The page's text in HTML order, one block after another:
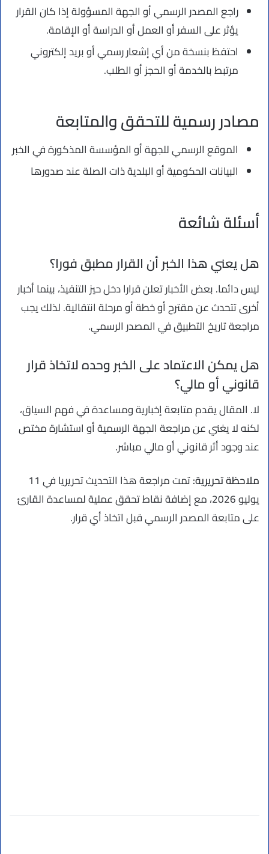
راجع المصدر الرسمي أو الجهة المسؤولة إذا كان القرار
يؤثر على السفر أو العمل أو الدراسة أو الإقامة.
احتفظ بنسخة من أي إشعار رسمي أو بريد إلكتروني
مرتبط بالخدمة أو الحجز أو الطلب.
مصادر رسمية للتحقق والمتابعة
الموقع الرسمي للجهة أو المؤسسة المذكورة في الخبر
البيانات الحكومية أو البلدية ذات الصلة عند صدورها
أسئلة شائعة
هل يعني هذا الخبر أن القرار مطبق فورا؟
ليس دائما. بعض الأخبار تعلن قرارا دخل حيز التنفيذ، بينما أخبار
أخرى تتحدث عن مقترح أو خطة أو مرحلة انتقالية. لذلك يجب
مراجعة تاريخ التطبيق في المصدر الرسمي.
هل يمكن الاعتماد على الخبر وحده لاتخاذ قرار
قانوني أو مالي؟
لا. المقال يقدم متابعة إخبارية ومساعدة في فهم السياق،
لكنه لا يغني عن مراجعة الجهة الرسمية أو استشارة مختص
عند وجود أثر قانوني أو مالي مباشر.
ملاحظة تحريرية:
تمت مراجعة هذا التحديث تحريريا في 11
يوليو 2026، مع إضافة نقاط تحقق عملية لمساعدة القارئ
على متابعة المصدر الرسمي قبل اتخاذ أي قرار.